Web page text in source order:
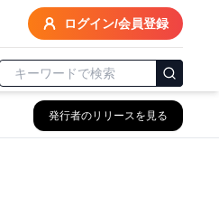
ログイン/会員登録
発行者のリリースを見る